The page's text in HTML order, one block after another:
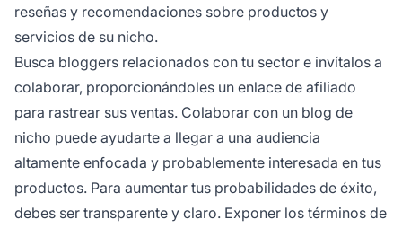
reseñas y recomendaciones sobre productos y
servicios de su nicho.
Busca bloggers relacionados con tu sector e invítalos a
colaborar, proporcionándoles un enlace de afiliado
para rastrear sus ventas. Colaborar con un blog de
nicho puede ayudarte a llegar a una audiencia
altamente enfocada y probablemente interesada en tus
productos. Para aumentar tus probabilidades de éxito,
debes ser transparente y claro. Exponer los términos de